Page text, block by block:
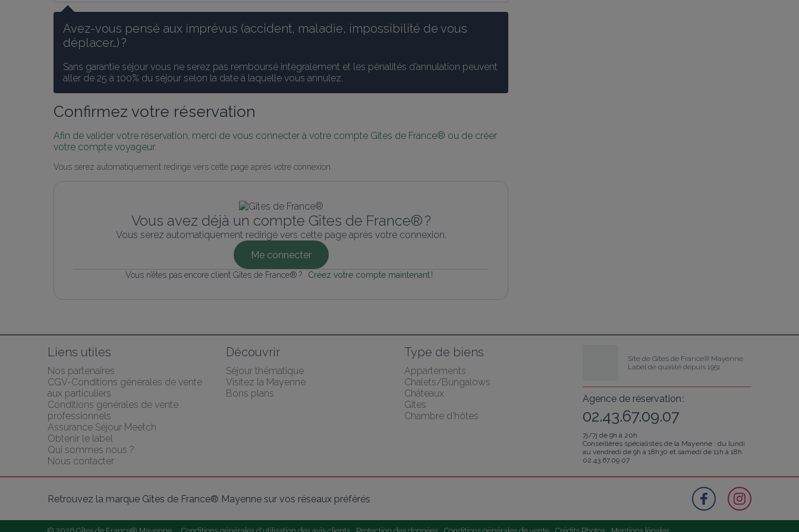
Avez-vous pensé aux imprévus (accident, maladie, impossibilité de vous
déplacer…) ?
Sans garantie séjour vous ne serez pas remboursé intégralement et les pénalités d’annulation peuvent
aller de 25 à 100% du séjour selon la date à laquelle vous annulez.
Confirmez votre réservation
Afin de valider votre réservation, merci de vous connecter à votre compte Gîtes de France® ou de créer
votre compte voyageur.
Vous serez automatiquement redirigé vers cette page après votre connexion.
Vous avez déjà un compte Gîtes de France® ?
Vous serez automatiquement redirigé vers cette page après votre connexion.
Me connecter
Vous n’êtes pas encore client Gîtes de France® ? Créez votre compte maintenant !
Liens utiles
Nos partenaires
CGV-Conditions générales de vente
aux particuliers
Conditions générales de vente
professionnels
Assurance Séjour Meetch
Obtenir le label
Qui sommes nous ?
Nous contacter
Découvrir
Séjour thématique
Visitez la Mayenne
Bons plans
Type de biens
Appartements
Chalets/Bungalows
Châteaux
Gîtes
Chambre d'hôtes
Site de Gîtes de France® Mayenne
Label de qualité depuis 1951
Agence de réservation :
02.43.67.09.07
7j/7j de 9h à 20h
Conseillères spécialistes de la Mayenne : du lundi
au vendredi de 9h à 18h30 et samedi de 11h à 18h
02.43.67.09.07
Retrouvez la marque Gîtes de France® Mayenne sur vos réseaux préférés